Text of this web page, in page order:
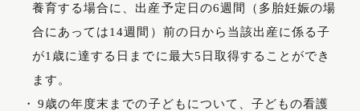
養育する場合に、出産予定日の6週間（多胎妊娠の場
合にあっては14週間）前の日から当該出産に係る子
が1歳に達する日までに最大5日取得することができ
ます。
9歳の年度末までの子どもについて、子どもの看護